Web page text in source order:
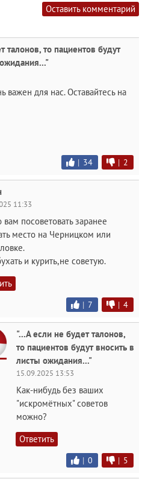
Оставить комментарий
талонов, то пациентов будут
важен для нас. Оставайтесь на
| 34 | 2
11:33
посоветовать заранее
место на Черницком или
и курить,не советую.
| 7 | 4
"...А если не будет талонов,
то пациентов будут вносить в
листы ожидания..."
15.09.2025 13:53
Как-нибудь без ваших
"искромётных" советов
можно?
Ответить
| 0 | 5